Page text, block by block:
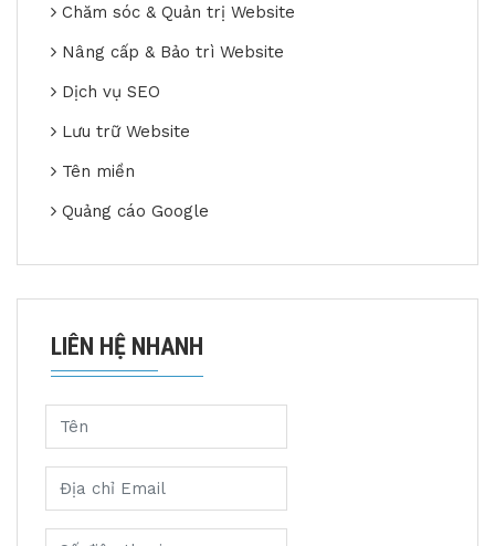
Chăm sóc & Quản trị Website
Nâng cấp & Bảo trì Website
Dịch vụ SEO
Lưu trữ Website
Tên miền
Quảng cáo Google
LIÊN HỆ NHANH